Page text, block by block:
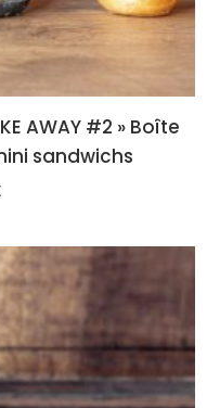
AWAY #2 » Boîte
sandwichs